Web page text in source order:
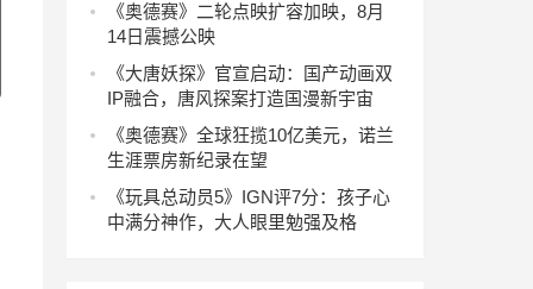
《奥德赛》二轮点映扩容加映，8月
14日震撼公映
《大唐妖探》官宣启动：国产动画双
IP融合，唐风探案打造国漫新宇宙
《奥德赛》全球狂揽10亿美元，诺兰
生涯票房新纪录在望
《玩具总动员5》IGN评7分：孩子心
中满分神作，大人眼里勉强及格